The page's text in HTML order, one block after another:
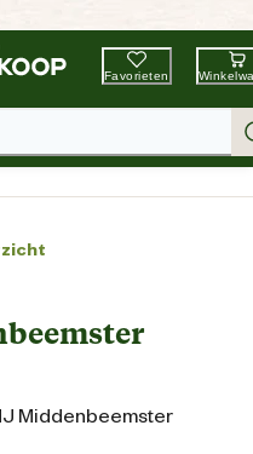
Tuin & Dier
Favorieten
Middenbeemster